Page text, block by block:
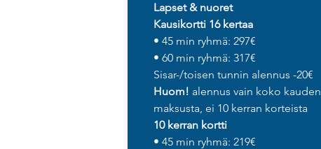
Lapset & nuoret
Kausikortti 16 kertaa
• 45 min ryhmä: 297€
• 60 min ryhmä: 317€
Sisar-/toisen tunnin alennus -20€
Huom! alennus vain koko kauden
maksusta, ei 10 kerran korteista
10 kerran kortti
• 45 min ryhmä: 219€